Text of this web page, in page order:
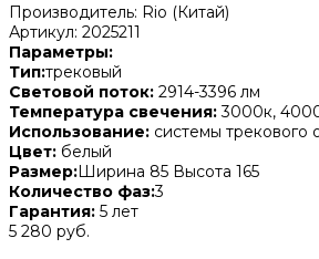
Производитель: Rio (Китай)
Артикул: 2025211
Параметры:
Тип:трековый
Световой поток: 2914-3396 лм
Температура свечения:3000к,
Использование: системы трекового
Цвет: белый
Размер:Ширина 85 Высота 165
Количество фаз:3
Гарантия: 5 лет
5 280 руб.